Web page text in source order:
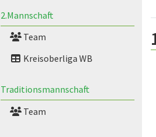
2.Mannschaft
Team
Kreisoberliga WB
Traditionsmannschaft
Team